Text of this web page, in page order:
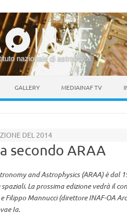
nazionale di astrofisica
GALLERY MEDIAINAF TV
DEL 2014
secondo ARAA
and Astrophysics (ARAA) è
La prossima edizione vedrà il
Filippo Mannucci (direttore INAF-OA
Ia.